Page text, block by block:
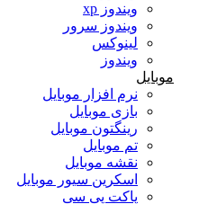
ویندوز xp
ویندوز سرور
لینوکس
ویندوز
موبایل
نرم افزار موبایل
بازی موبایل
رینگتون موبایل
تم موبایل
نقشه موبایل
اسکرین سیور موبایل
پاکت پی سی